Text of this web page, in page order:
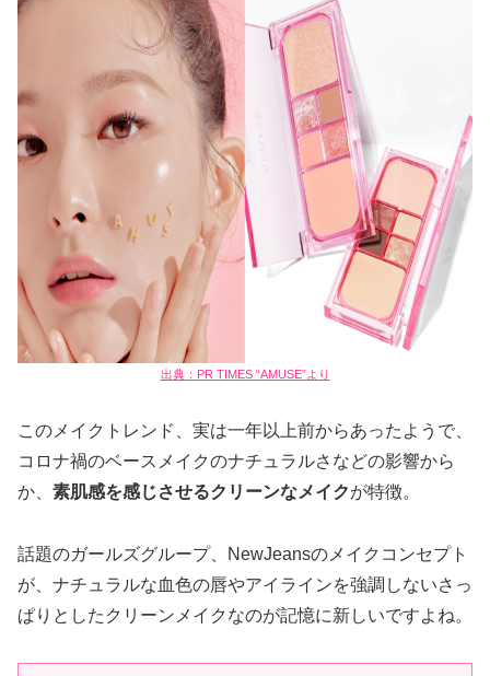
出典：PR TIMES “AMUSE”より
このメイクトレンド、実は一年以上前からあったようで、
コロナ禍のベースメイクのナチュラルさなどの影響から
か、 素肌感を感じさせるクリーンなメイクが特徴。
話題のガールズグループ、NewJeansのメイクコンセプト
が、ナチュラルな血色の唇やアイラインを強調しないさっ
ぱりとしたクリーンメイクなのが記憶に新しいですよね。